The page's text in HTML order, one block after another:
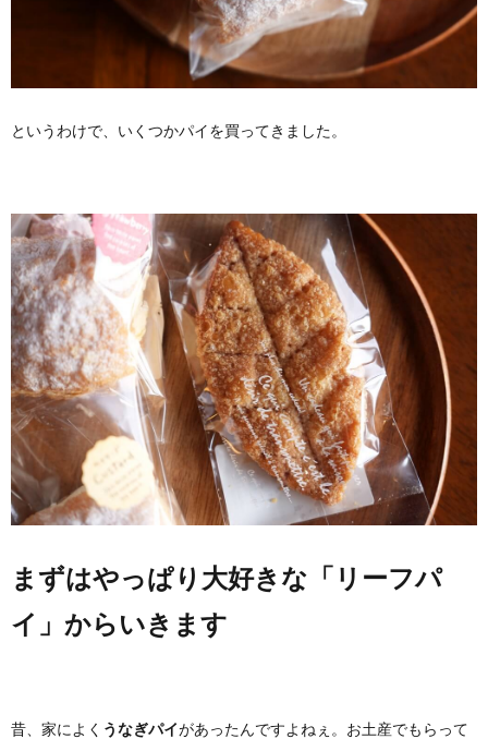
というわけで、いくつかパイを買ってきました。
まずはやっぱり大好きな「リーフパ
イ」からいきます
昔、家によく うなぎパイがあったんですよねぇ。お土産でもらって